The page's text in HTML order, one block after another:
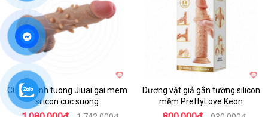
Cu gia dinh tuong Jiuai gai mem
silicon cuc suong
Dương vật giả gắn tường silicon
mềm PrettyLove Keon